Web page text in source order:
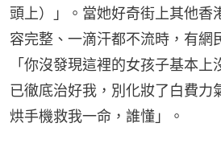
頭上）」。當她好奇街上其他香
容完整、一滴汗都不流時，有網
「你沒發現這裡的女孩子基本
已徹底治好我，別化妝了白費力
烘手機救我一命，誰懂」。